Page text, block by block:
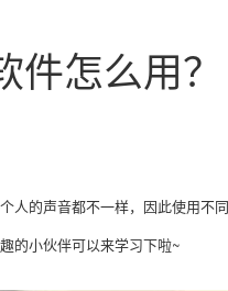
怎么用？
人的声音都不一样，因此使用不
的小伙伴可以来学习下啦~